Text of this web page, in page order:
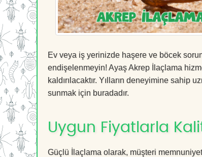
Ev veya iş yerinizde haşere ve böcek
endişelenmeyin! Ayaş Akrep İlaçlama
kaldırılacaktır. Yılların deneyimine sahip
sunmak için buradadır.
Uygun Fiyatlarla
Güçlü İlaçlama olarak, müşteri